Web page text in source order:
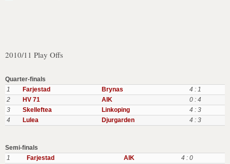
2010/11 Play Offs
Quarter-finals
1
Farjestad Brynas
4 : 1
2
HV 71 AIK
0 : 4
3
Skelleftea Linkoping
4 : 3
4
Lulea Djurgarden 4 : 3
Semi-finals
1
Farjestad AIK
4 : 0